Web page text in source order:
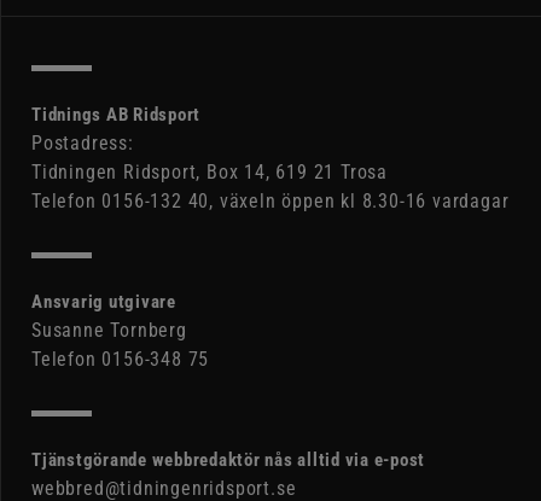
Tidnings AB Ridsport
Postadress:
Tidningen Ridsport, Box 14, 619 21 Trosa
Telefon 0156-132 40, växeln öppen kl 8.30-16 vardagar
Ansvarig utgivare
Susanne Tornberg
Telefon 0156-348 75
Tjänstgörande webbredaktör nås alltid via e-post
webbred@tidningenridsport.se